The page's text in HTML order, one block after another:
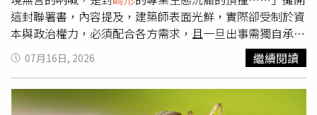
這封聯署書，內容提及，建築師表面光鮮，實際卻受制於資
本與政治權力，必須配合各方需求，且一旦出事需獨自承擔
責任；然而法規分散於不同機關與解釋函，複雜且矛盾，甚
至落後現代需求，建築師難以全面掌握，若審查制度未能有
效把關，都讓建築師只要一有疏失恐萬劫不復。內文也依這
次「置地廣場桃園B區」為例表示，建案因未同時檢討特殊
07月16日, 2026 繼續閱讀